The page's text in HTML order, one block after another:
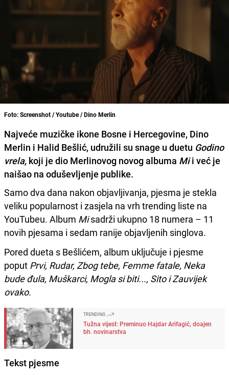
Foto: Screenshot / Youtube / Dino Merlin
Najveće muzičke ikone Bosne i Hercegovine, Dino
Merlin i Halid Bešlić, udružili su snage u duetu Godino
vrela, koji je dio Merlinovog novog albuma Mii već je
naišao na oduševljenje publike.
Samo dva dana nakon objavljivanja, pjesma je stekla
veliku popularnost i zasjela na vrh trending liste na
YouTubeu. Album Misadrži ukupno 18 numera – 11
novih pjesama i sedam ranije objavljenih singlova.
Pored dueta s Bešlićem, album uključuje i pjesme
poput Prvi, Rudar, Zbog tebe, Femme fatale, Neka
bude đula, Muškarci, Mogla si biti..., Sito i Zauvijek
ovako.
TRENDING
Tužna vijest: Preminuo Hajdar Arifagić, doajen
bh. novinarstva
Tekst pjesme